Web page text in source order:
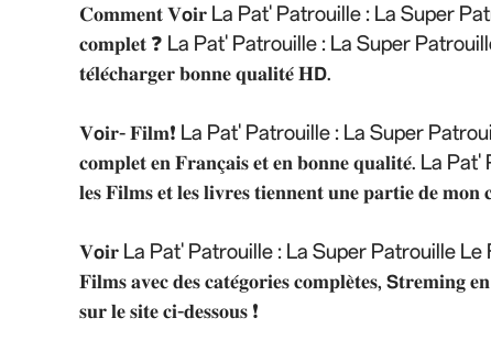
𝐂𝐨𝐦𝐦𝐞𝐧𝐭 𝐕𝗼𝐢𝐫 La Pat' Patrouille : La Super
𝐜𝐨𝐦𝐩𝐥𝐞𝐭 ❓ La Pat' Patrouille : La Super Patrouille
𝐭𝐞́𝐥𝐞́𝐜𝐡𝐚𝐫𝐠𝐞𝐫 𝐛𝐨𝐧𝐧𝐞 𝐪𝐮𝐚𝐥𝐢𝐭𝐞́ 𝐇𝗗.
𝐕𝗼𝐢𝐫- 𝐅𝐢𝐥𝐦❗ La Pat' Patrouille : La Super
𝐜𝐨𝐦𝐩𝐥𝐞𝐭 𝐞𝐧 𝐅𝐫𝐚𝐧𝐜̧𝐚𝐢𝐬 𝐞𝐭 𝐞𝐧 𝐛𝐨𝐧𝐧𝐞 𝐪𝐮𝐚𝐥𝐢𝐭𝐞́. La
𝐥𝐞𝐬 𝐅𝐢𝐥𝐦𝐬 𝐞𝐭 𝐥𝐞𝐬 𝐥𝐢𝐯𝐫𝐞𝐬 𝐭𝐢𝐞𝐧𝐧𝐞𝐧𝐭 𝐮𝐧𝐞 𝐩𝐚𝐫𝐭𝐢𝐞 𝐝𝐞
𝐕𝗼𝐢𝐫 La Pat' Patrouille : La Super Patrouille Le
𝐅𝐢𝐥𝐦𝐬 𝐚𝐯𝐞𝐜 𝐝𝐞𝐬 𝐜𝐚𝐭𝐞́𝐠𝐨𝐫𝐢𝐞𝐬 𝐜𝐨𝐦𝐩𝐥𝐞̀𝐭𝐞𝐬, 𝗦𝐭𝐫𝐞𝐦𝐢𝐧𝐠
𝐬𝐮𝐫 𝐥𝐞 𝐬𝐢𝐭𝐞 𝐜𝐢-𝐝𝐞𝐬𝐬𝐨𝐮𝐬 ❗